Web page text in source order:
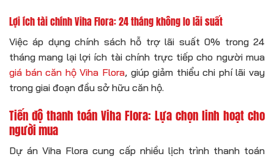
Lợi ích tài chính Viha Flora: 24 tháng không lo lãi suất
Việc áp dụng chính sách hỗ trợ lãi suất 0% trong 24
tháng mang lại lợi ích tài chính trực tiếp cho người mua
giá bán căn hộ Viha Flora, giúp giảm thiểu chi phí lãi vay
trong giai đoạn đầu sở hữu căn hộ.
Tiến độ thanh toán Viha Flora: Lựa chọn linh hoạt cho
người mua
Dự án Viha Flora cung cấp nhiều lịch trình thanh toán